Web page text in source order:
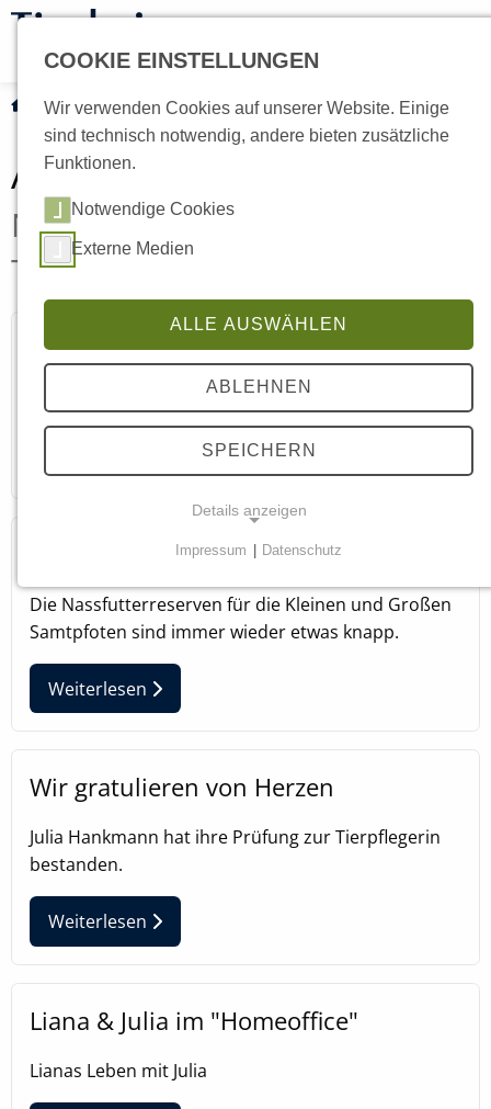
Current:
Aktuelles
Aktuelles
Neues aus dem Tierheim
Tecklenburger Land
Kinder lesen Katzen vor
Kinder - Katzen - Bücher
Spendenaufruf Katzennassfutter
Die Nassfutterreserven für die Kleinen und Großen
Samtpfoten sind immer wieder etwas knapp.
Weiterlesen
Wir gratulieren von Herzen
Julia Hankmann hat ihre Prüfung zur Tierpflegerin
bestanden.
Weiterlesen
Liana & Julia im "Homeoffice"
Lianas Leben mit Julia
COOKIE EINSTELLUNGEN
Wir verwenden Cookies auf unserer Website. Einige
sind technisch notwendig, andere bieten zusätzliche
Funktionen.
Notwendige Cookies
Externe Medien
ALLE AUSWÄHLEN
ABLEHNEN
SPEICHERN
Details anzeigen
Diese Cookies sind für die ordnungsgemäße
Funktion unserer Website erforderlich.
Einverständnis Cookie
Name:
cookie_consent
Anbieter:
Zweck:
Cookie Laufzeit:
1 Jahr
EXTERNE MEDIEN
Um Inhalte von Videoplattformen oder
Kartendiensten anzeigen zu können, werden von
Impressum Datenschutz